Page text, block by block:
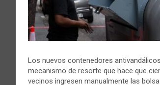
Los nuevos contenedores
mecanismo de resorte que hace que
vecinos ingresen manualmente las